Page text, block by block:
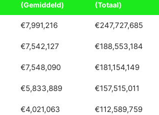
(Gemiddeld)
(Totaal)
€7,991,216 €247,727,685
€7,542,127 €188,553,184
€7,548,090 €181,154,149
€5,833,889 €157,515,011
€4,021,063 €112,589,759